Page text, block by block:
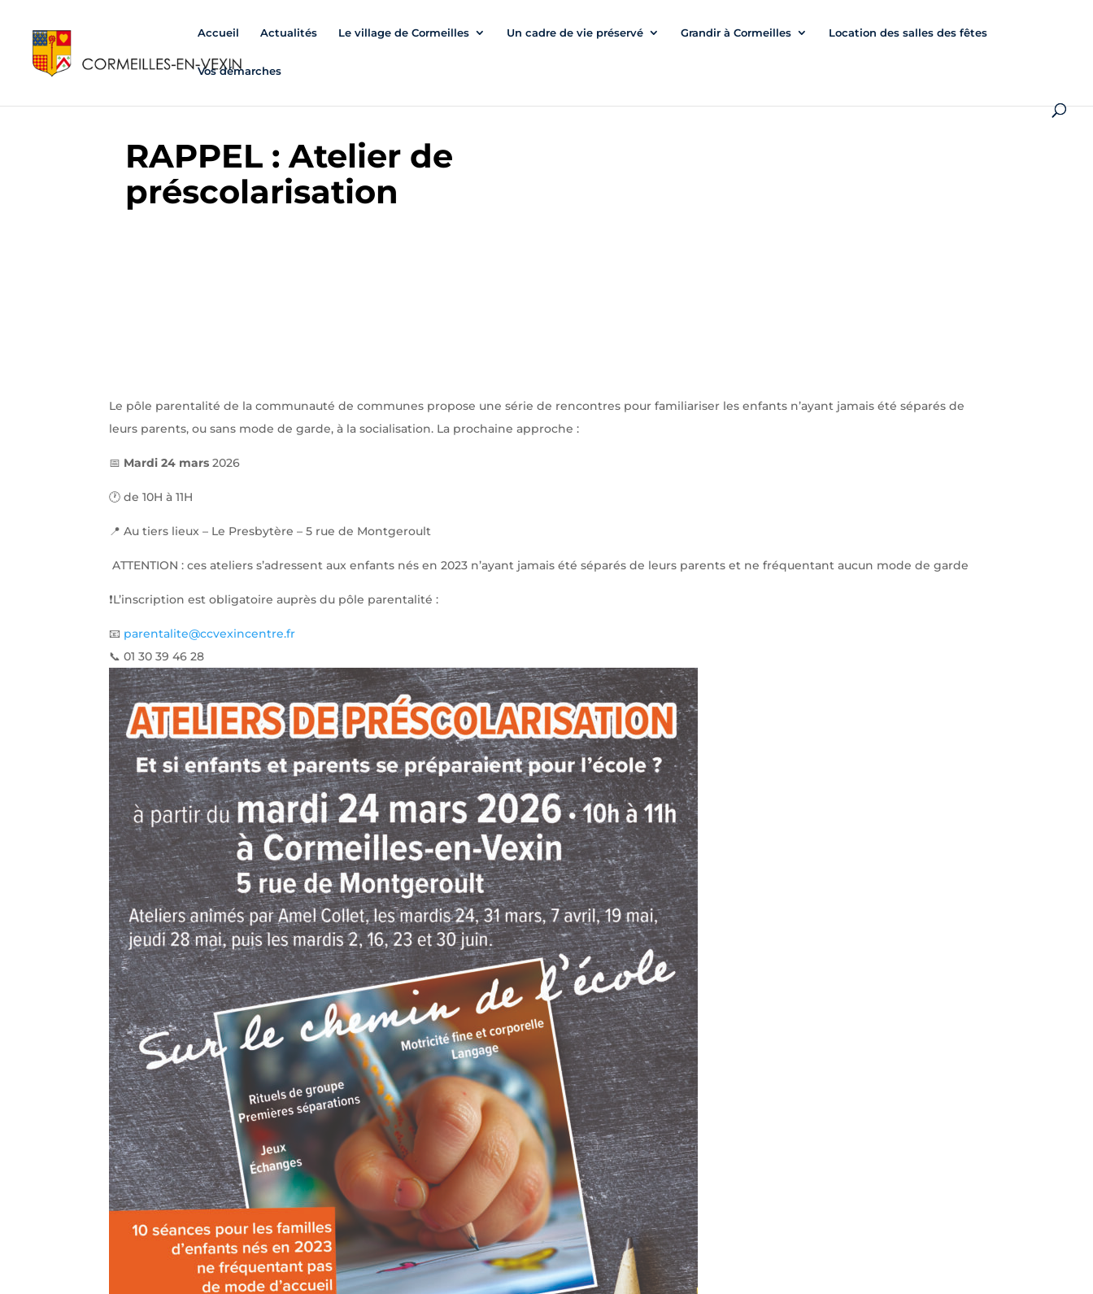
Accueil Actualités Le village de Cormeilles Un cadre de vie préservé Grandir à Cormeilles Location des salles des fêtes
Vos démarches
RAPPEL : Atelier de
préscolarisation
Le pôle parentalité de la communauté de communes propose une série de rencontres pour familiariser les enfants n’ayant jamais été séparés de
leurs parents, ou sans mode de garde, à la socialisation. La prochaine approche :
📅 Mardi 24 mars 2026
🕐 de 10H à 11H
📍 Au tiers lieux – Le Presbytère – 5 rue de Montgeroult
ATTENTION : ces ateliers s’adressent aux enfants nés en 2023 n’ayant jamais été séparés de leurs parents et ne fréquentant aucun mode de garde
❗L’inscription est obligatoire auprès du pôle parentalité :
📧 parentalite@ccvexincentre.fr
📞 01 30 39 46 28